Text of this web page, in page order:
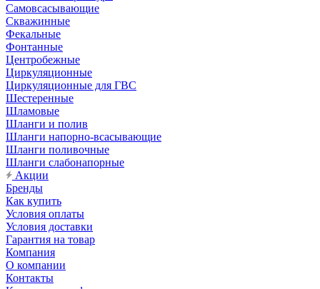
Самовсасывающие
Скважинные
Фекальные
Фонтанные
Центробежные
Циркуляционные
Циркуляционные для ГВС
Шестеренные
Шламовые
Шланги и полив
Шланги напорно-всасывающие
Шланги поливочные
Шланги слабонапорные
Акции
Бренды
Как купить
Условия оплаты
Условия доставки
Гарантия на товар
Компания
О компании
Контакты